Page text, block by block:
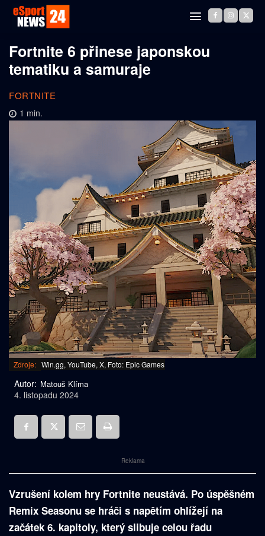
Fortnite 6 přinese japonskou
tematiku a samuraje
FORTNITE
1 min.
Zdroje: Win.gg, YouTube, X, Foto: Epic Games
Autor: Matouš Klíma
4. listopadu 2024
Reklama
Vzrušení kolem hry Fortnite neustává. Po úspěšném
Remix Seasonu se hráči s napětím ohlížejí na
začátek 6. kapitoly, který slibuje celou řadu